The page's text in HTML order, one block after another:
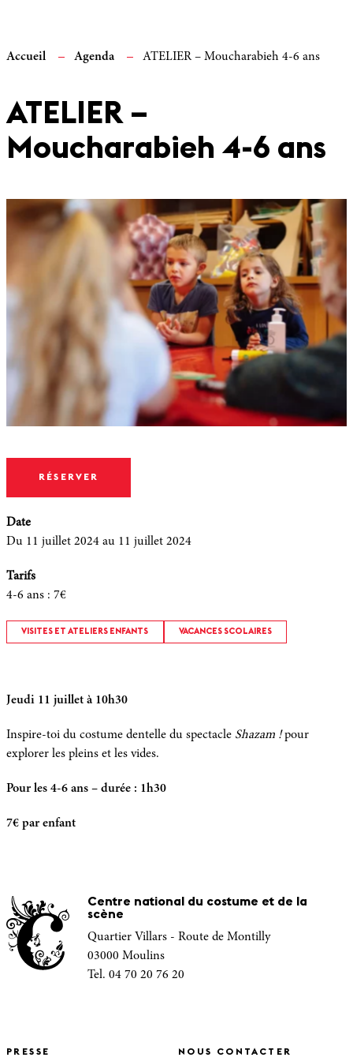
Accueil Agenda ATELIER – Moucharabieh 4-6 ans
ATELIER –
Moucharabieh 4-6 ans
RÉSERVER
Date
Du 11 juillet 2024 au 11 juillet 2024
Tarifs
4-6 ans : 7€
VISITES ET ATELIERS ENFANTS VACANCES SCOLAIRES
Jeudi 11 juillet à 10h30
Inspire-toi du costume dentelle du spectacle Shazam !pour
explorer les pleins et les vides.
Pour les 4-6 ans – durée : 1h30
7€ par enfant
Centre national du costume et de la
scène
Quartier Villars - Route de Montilly
03000 Moulins
Tel. 04 70 20 76 20
PRESSE NOUS CONTACTER